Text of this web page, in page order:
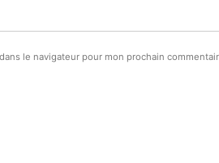
le navigateur pour mon prochain